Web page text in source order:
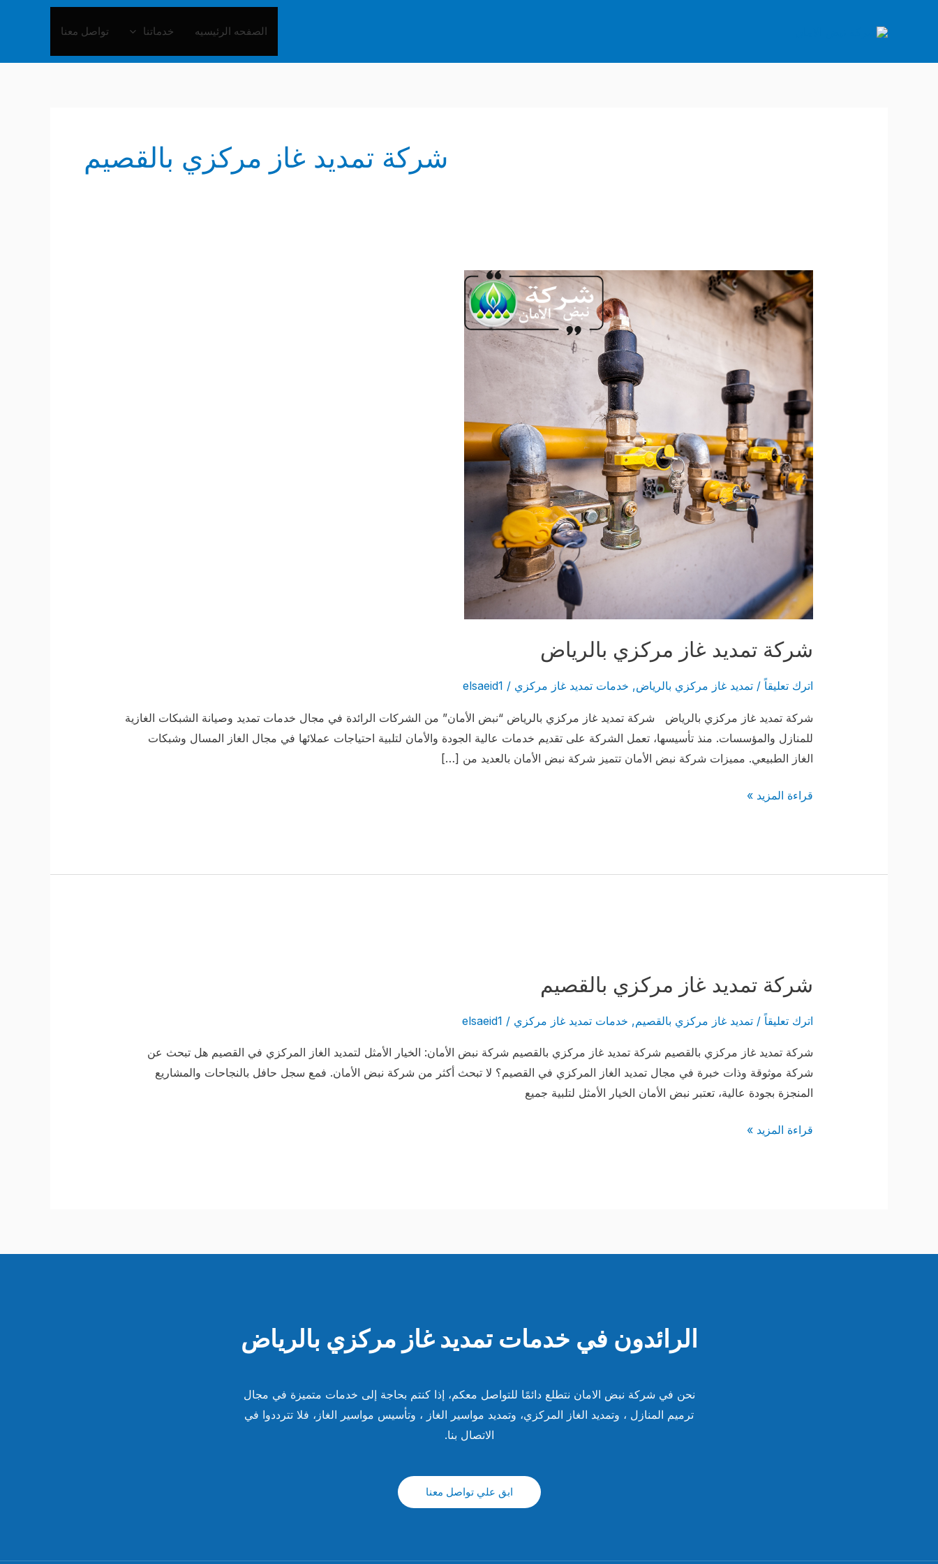
الصفحه الرئيسيه خدماتنا تواصل معنا
شركة تمديد غاز مركزي بالقصيم
شركة تمديد غاز مركزي بالرياض
اترك تعليقاً / تمديد غاز مركزي بالرياض, خدمات تمديد غاز مركزي /
elsaeid1
شركة تمديد غاز مركزي بالرياض شركة تمديد غاز مركزي بالرياض “نبض الأمان” من الشركات الرائدة في مجال خدمات تمديد وصيانة الشبكات الغازية
للمنازل والمؤسسات. منذ تأسيسها، تعمل الشركة على تقديم خدمات عالية الجودة والأمان لتلبية احتياجات عملائها في مجال الغاز المسال وشبكات
الغاز الطبيعي. مميزات شركة نبض الأمان تتميز شركة نبض الأمان بالعديد من […]
شركة
تمديد
غاز
مركزي
قراءة المزيد »
شركة تمديد غاز مركزي بالقصيم
اترك تعليقاً / تمديد غاز مركزي بالقصيم, خدمات تمديد غاز مركزي /
elsaeid1
شركة تمديد غاز مركزي بالقصيم شركة تمديد غاز مركزي بالقصيم شركة نبض الأمان: الخيار الأمثل لتمديد الغاز المركزي في القصيم هل تبحث عن
شركة موثوقة وذات خبرة في مجال تمديد الغاز المركزي في القصيم؟ لا تبحث أكثر من شركة نبض الأمان. فمع سجل حافل بالنجاحات والمشاريع
المنجزة بجودة عالية، تعتبر نبض الأمان الخيار الأمثل لتلبية جميع
غاز
بالقصيم
قراءة المزيد »
الرائدون في خدمات تمديد غاز مركزي بالرياض
نحن في شركة نبض الامان نتطلع دائمًا للتواصل معكم، إذا كنتم بحاجة إلى خدمات متميزة في مجال
ترميم المنازل ، وتمديد الغاز المركزي، وتمديد مواسير الغاز ، وتأسيس مواسير الغاز، فلا تترددوا في
الاتصال بنا.
ابق علي تواصل معنا